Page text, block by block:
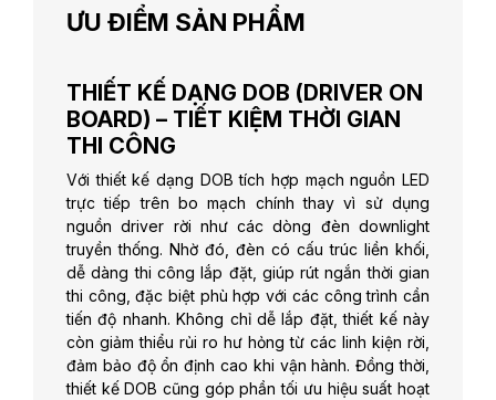
ƯU ĐIỂM SẢN PHẨM
THIẾT KẾ DẠNG DOB (DRIVER ON
BOARD) – TIẾT KIỆM THỜI GIAN
THI CÔNG
Với thiết kế dạng DOB tích hợp mạch nguồn LED
trực tiếp trên bo mạch chính thay vì sử dụng
nguồn driver rời như các dòng đèn downlight
truyền thống. Nhờ đó, đèn có cấu trúc liền khối,
dễ dàng thi công lắp đặt, giúp rút ngắn thời gian
thi công, đặc biệt phù hợp với các công trình cần
tiến độ nhanh. Không chỉ dễ lắp đặt, thiết kế này
còn giảm thiểu rủi ro hư hỏng từ các linh kiện rời,
đảm bảo độ ổn định cao khi vận hành. Đồng thời,
thiết kế DOB cũng góp phần tối ưu hiệu suất hoạt